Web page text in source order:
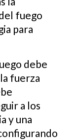
fuego
para
debe
fuerza
a los
y una